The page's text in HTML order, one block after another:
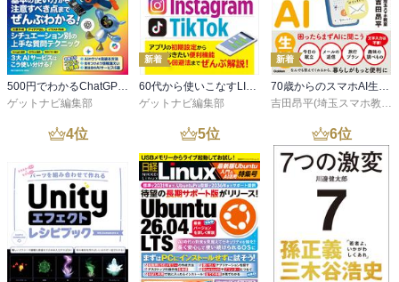
500円でわかるChatGPT・Gemini・Copilot
ゲットナビ編集部
新着
60代から使いこなすLINE・X・Instagram・TikTok
ゲットナビ編集部
新着
70歳からのスマホAI生活 話しかけるだけでパッと解決！
吉田昂平(埼玉スマホ教室)
4位 5位 6位